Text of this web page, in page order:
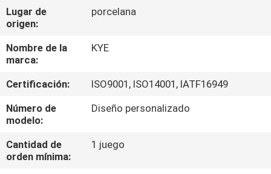
SOBRE
NOSOTROS
VIAJE
DE
LA
Lugar de
origen:
porcelana
Nombre de la
marca:
KYE
Certificación:
ISO9001, ISO14001, IATF16949
Número de
modelo:
Diseño personalizado
Cantidad de
orden mínima:
1 juego